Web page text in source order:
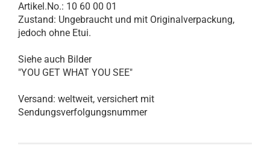
Artikel.No.: 10 60 00 01
Zustand: Ungebraucht und mit Originalverpackung,
jedoch ohne Etui.
Siehe auch Bilder
"YOU GET WHAT YOU SEE"
Versand: weltweit, versichert mit
Sendungsverfolgungsnummer